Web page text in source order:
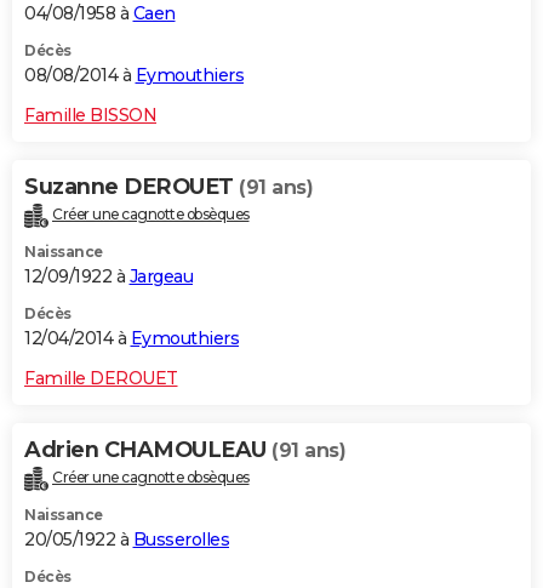
04/08/1958 à Caen
Décès
08/08/2014 à Eymouthiers
Famille BISSON
Suzanne DEROUET (91 ans)
Créer une cagnotte obsèques
Naissance
12/09/1922 à Jargeau
Décès
12/04/2014 à Eymouthiers
Famille DEROUET
Adrien CHAMOULEAU (91 ans)
Créer une cagnotte obsèques
Naissance
20/05/1922 à Busserolles
Décès